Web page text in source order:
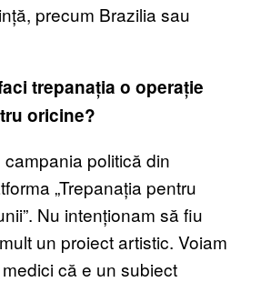
precum Brazilia sau
trepanația o operație
oricine?
politică din
„Trepanația pentru
Nu intenționam să fiu
un proiect artistic. Voiam
că e un subiect